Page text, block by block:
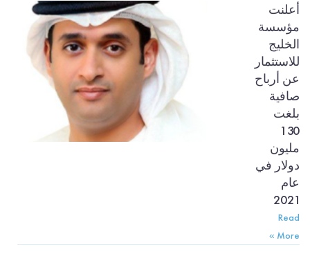
أعلنت
مؤسسة
الخليج
للاستثمار
عن أرباح
صافية
بلغت
130
مليون
دولار في
عام
2021
Read
More »